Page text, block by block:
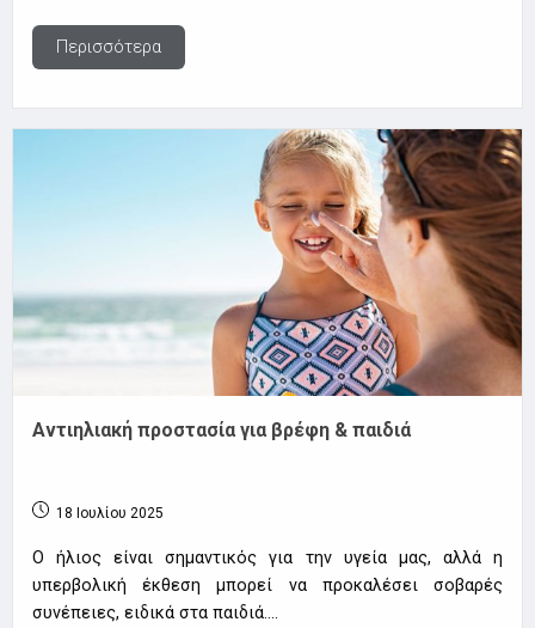
Περισσότερα
Αντιηλιακή προστασία για βρέφη & παιδιά
18 Ιουλίου 2025
Ο ήλιος είναι σημαντικός για την υγεία μας, αλλά η
υπερβολική έκθεση μπορεί να προκαλέσει σοβαρές
συνέπειες, ειδικά στα παιδιά.…